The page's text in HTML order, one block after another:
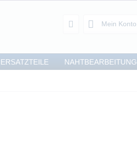
Mein Konto
ERSATZTEILE NAHTBEARBEITUNG